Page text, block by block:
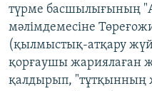
түрме басшылығының
мәлімдемесіне
(қылмыстық-атқару
қорғаушы жариялаған
қалдырып, "тұтқынның